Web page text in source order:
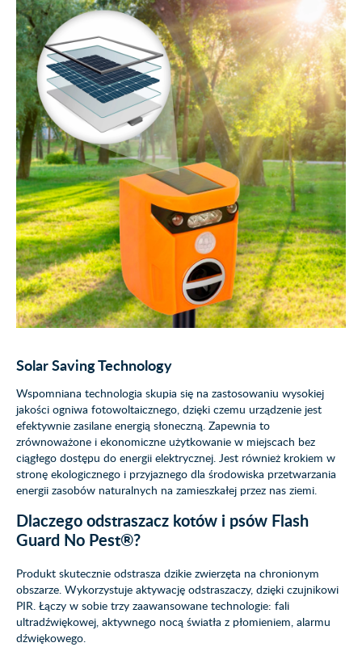
Solar Saving Technology
Wspomniana technologia skupia się na zastosowaniu wysokiej
jakości ogniwa fotowoltaicznego, dzięki czemu urządzenie jest
efektywnie zasilane energią słoneczną. Zapewnia to
zrównoważone i ekonomiczne użytkowanie w miejscach bez
ciągłego dostępu do energii elektrycznej. Jest również krokiem w
stronę ekologicznego i przyjaznego dla środowiska przetwarzania
energii zasobów naturalnych na zamieszkałej przez nas ziemi.
Dlaczego odstraszacz kotów i psów Flash
Guard No Pest®?
Produkt skutecznie odstrasza dzikie zwierzęta na chronionym
obszarze. Wykorzystuje aktywację odstraszaczy, dzięki czujnikowi
PIR. Łączy w sobie trzy zaawansowane technologie: fali
ultradźwiękowej, aktywnego nocą światła z płomieniem, alarmu
dźwiękowego.